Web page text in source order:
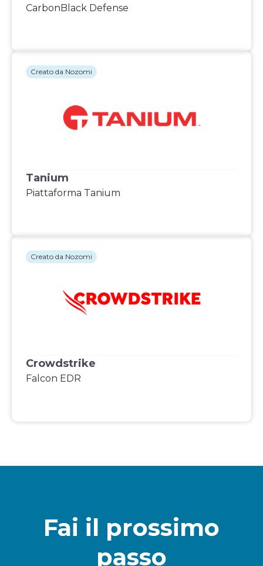
CarbonBlack Defense
Tanium
Piattaforma Tanium
Creato da Nozomi
Crowdstrike
Falcon EDR
Creato da Nozomi
Fai il prossimo
passo